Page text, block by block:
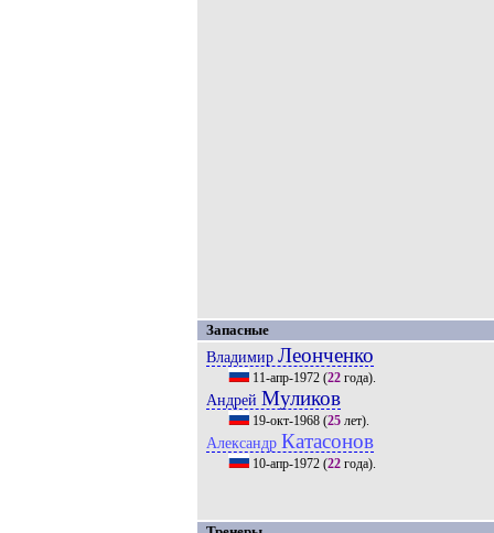
Запасные
Владимир Леонченко
11-апр-1972(22года).
Андрей Муликов
19-окт-1968(25лет).
Александр Катасонов
10-апр-1972(22года).